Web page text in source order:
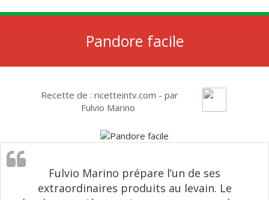
Pandore facile
Recette de : ricetteintv.com - par
Fulvio Marino
Fulvio Marino prépare l’un de ses
extraordinaires produits au levain. Le